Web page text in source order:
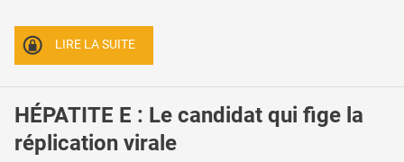
LIRE LA SUITE
HÉPATITE E : Le candidat qui fige la
réplication virale